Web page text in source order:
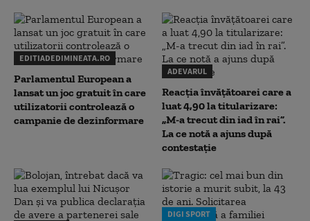
EDITIADEDIMINEATA.RO
Parlamentul European a
lansat un joc gratuit în care
utilizatorii controlează o
campanie de dezinformare
ADEVARUL
Reacția învățătoarei care a
luat 4,90 la titularizare:
„M-a trecut din iad în rai”.
La ce notă a ajuns după
contestație
DIGI SPORT